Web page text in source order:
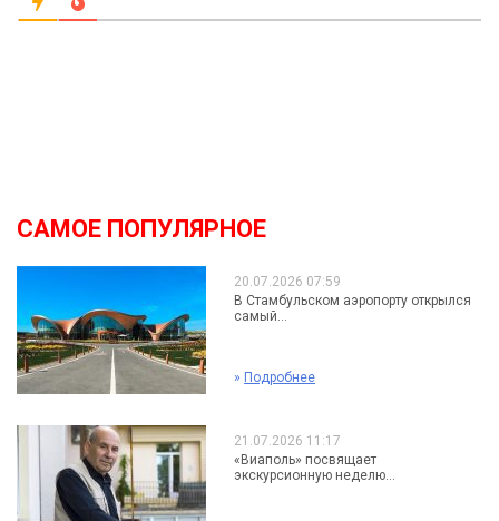
САМОЕ ПОПУЛЯРНОЕ
20.07.2026 07:59
В Стамбульском аэропорту открылся
самый...
» Подробнее
21.07.2026 11:17
«Виаполь» посвящает
экскурсионную неделю...